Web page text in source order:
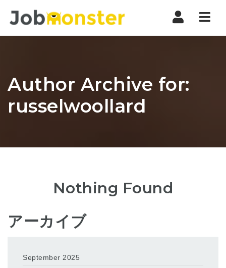
Author Archive for:
russelwoollard
Nothing Found
アーカイブ
September 2025